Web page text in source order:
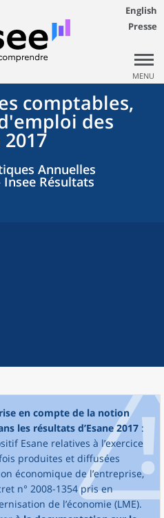
English
Presse
MENU
comptables,
des
Annuelles
Résultats
en compte de la notion
les résultats d’Esane 2017 :
Esane relatives à l’exercice
produites et diffusées
économique de l’entreprise,
n° 2008-1354 pris en
de l’économie (LME).